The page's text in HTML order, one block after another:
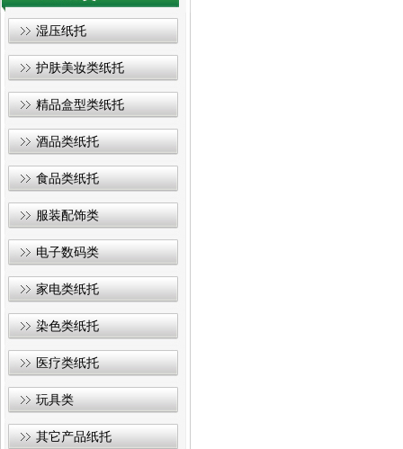
湿压纸托
护肤美妆类纸托
精品盒型类纸托
酒品类纸托
食品类纸托
服装配饰类
电子数码类
家电类纸托
染色类纸托
医疗类纸托
玩具类
其它产品纸托